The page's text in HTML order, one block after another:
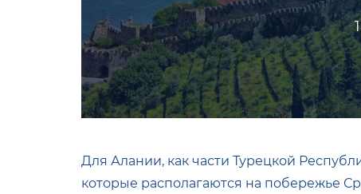
Для Алании, как части Турецкой
которые располагаются на побережье